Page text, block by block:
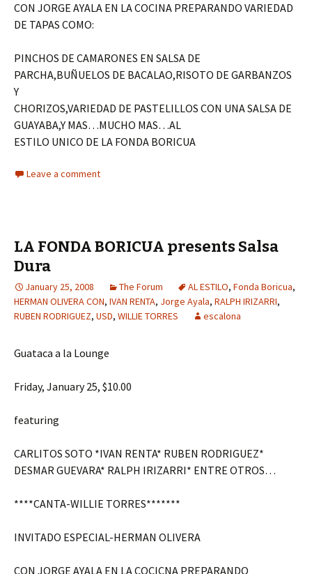
CON JORGE AYALA EN LA COCINA PREPARANDO VARIEDAD
DE TAPAS COMO:
PINCHOS DE CAMARONES EN SALSA DE
PARCHA,BUÑUELOS DE BACALAO,RISOTO DE GARBANZOS
Y
CHORIZOS,VARIEDAD DE PASTELILLOS CON UNA SALSA DE
GUAYABA,Y MAS…MUCHO MAS…AL
ESTILO UNICO DE LA FONDA BORICUA
Leave a comment
LA FONDA BORICUA presents Salsa
Dura
January 25, 2008 The Forum AL ESTILO, Fonda Boricua,
HERMAN OLIVERA CON, IVAN RENTA, Jorge Ayala, RALPH IRIZARRI,
RUBEN RODRIGUEZ, USD, WILLIE TORRES escalona
Guataca a la Lounge
Friday, January 25, $10.00
featuring
CARLITOS SOTO *IVAN RENTA* RUBEN RODRIGUEZ*
DESMAR GUEVARA* RALPH IRIZARRI* ENTRE OTROS…
****CANTA-WILLIE TORRES*******
INVITADO ESPECIAL-HERMAN OLIVERA
CON JORGE AYALA EN LA COCICNA PREPARANDO